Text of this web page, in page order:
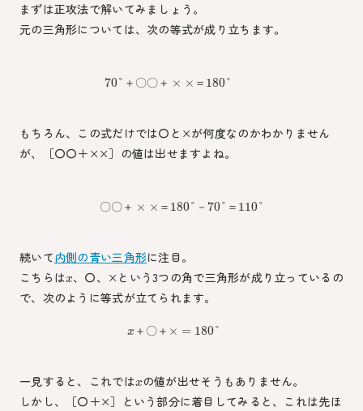
まずは正攻法で解いてみましょう。
元の三角形については、次の等式が成り立ちます。
70° ＋ 〇〇 ＋ × × ＝ 180°
もちろん、この式だけでは〇と×が何度なのかわかりません
が、［〇〇＋××］の値は出せますよね。
〇〇＋ × × ＝ 180° － 70° ＝ 110°
続いて内側の青い三角形に注目。
こちらはx、〇、×という3つの角で三角形が成り立っているの
で、次のように等式が立てられます。
x ＋ 〇＋ × = 180°
一見すると、これではxの値が出せそうもありません。
しかし、［〇＋×］という部分に着目してみると、これは先ほ